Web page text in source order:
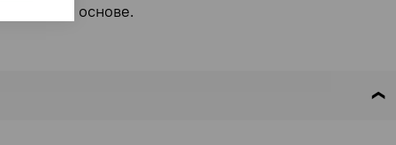
водной основе.